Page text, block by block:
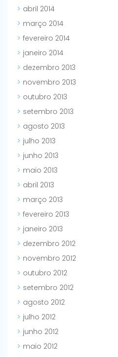
abril 2014
março 2014
fevereiro 2014
janeiro 2014
dezembro 2013
novembro 2013
outubro 2013
setembro 2013
agosto 2013
julho 2013
junho 2013
maio 2013
abril 2013
março 2013
fevereiro 2013
janeiro 2013
dezembro 2012
novembro 2012
outubro 2012
setembro 2012
agosto 2012
julho 2012
junho 2012
maio 2012